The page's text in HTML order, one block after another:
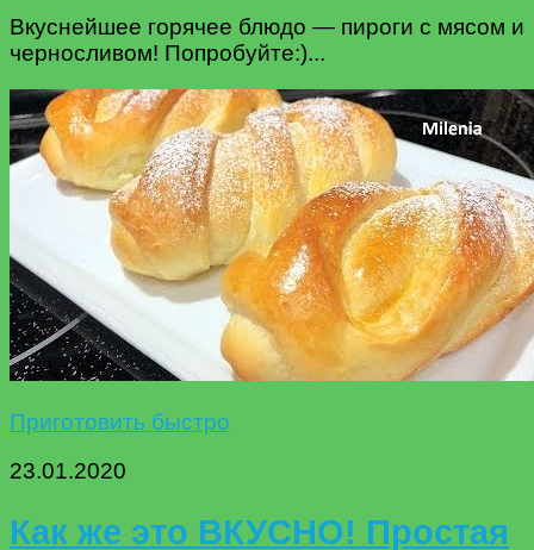
Вкуснейшее горячее блюдо — пироги с мясом и
черносливом! Попробуйте:)...
Приготовить быстро
23.01.2020
Как же это ВКУСНО! Простая